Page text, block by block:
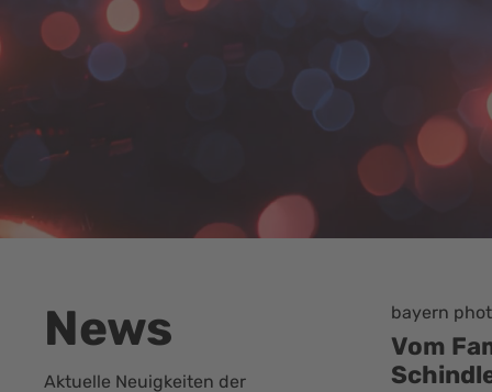
News
Aktuelle Neuigkeiten der
Photonics
3D
2026